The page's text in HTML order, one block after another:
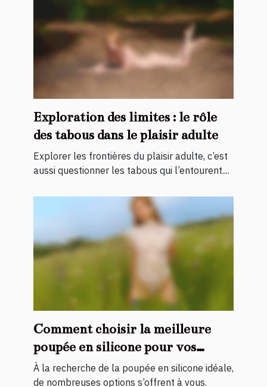
Exploration des limites : le rôle
des tabous dans le plaisir adulte
Explorer les frontières du plaisir adulte, c’est
aussi questionner les tabous qui l’entourent....
Comment choisir la meilleure
poupée en silicone pour vos
besoins personnels
À la recherche de la poupée en silicone idéale,
de nombreuses options s’offrent à vous.